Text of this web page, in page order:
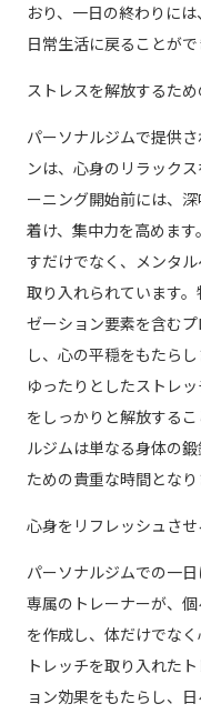
おり、一日の終わりに
日常生活に戻ることがで
ストレスを解放するた
パーソナルジムで提供
ンは、心身のリラック
ーニング開始前には、
着け、集中力を高めま
すだけでなく、メンタ
取り入れられています
ゼーション要素を含む
し、心の平穏をもたら
ゆったりとしたストレ
をしっかりと解放する
ルジムは単なる身体の
ための貴重な時間となり
心身をリフレッシュさ
パーソナルジムでの一
専属のトレーナーが、
を作成し、体だけでな
トレッチを取り入れた
ョン効果をもたらし、